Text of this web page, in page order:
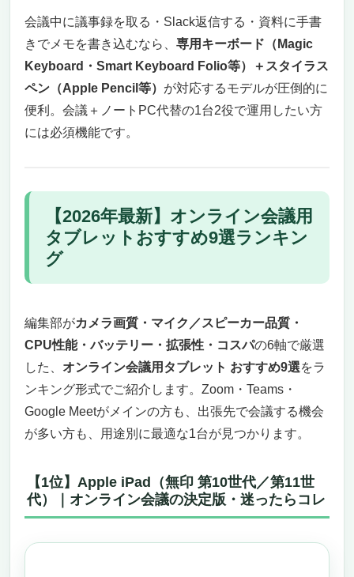
会議中に議事録を取る・Slack返信する・資料に手書
きでメモを書き込むなら、 専用キーボード（Magic
Keyboard・Smart Keyboard Folio等）＋スタイラス
ペン（Apple Pencil等） が対応するモデルが圧倒的に
便利。会議＋ノートPC代替の1台2役で運用したい方
には必須機能です。
【2026年最新】オンライン会議用
タブレットおすすめ9選ランキン
グ
編集部がカメラ画質・マイク／スピーカー品質・
CPU性能・バッテリー・拡張性・コスパの6軸で厳選
した、 オンライン会議用タブレット おすすめ9選をラ
ンキング形式でご紹介します。Zoom・Teams・
Google Meetがメインの方も、出張先で会議する機会
が多い方も、用途別に最適な1台が見つかります。
【1位】Apple iPad（無印 第10世代／第11世
代）｜オンライン会議の決定版・迷ったらコレ